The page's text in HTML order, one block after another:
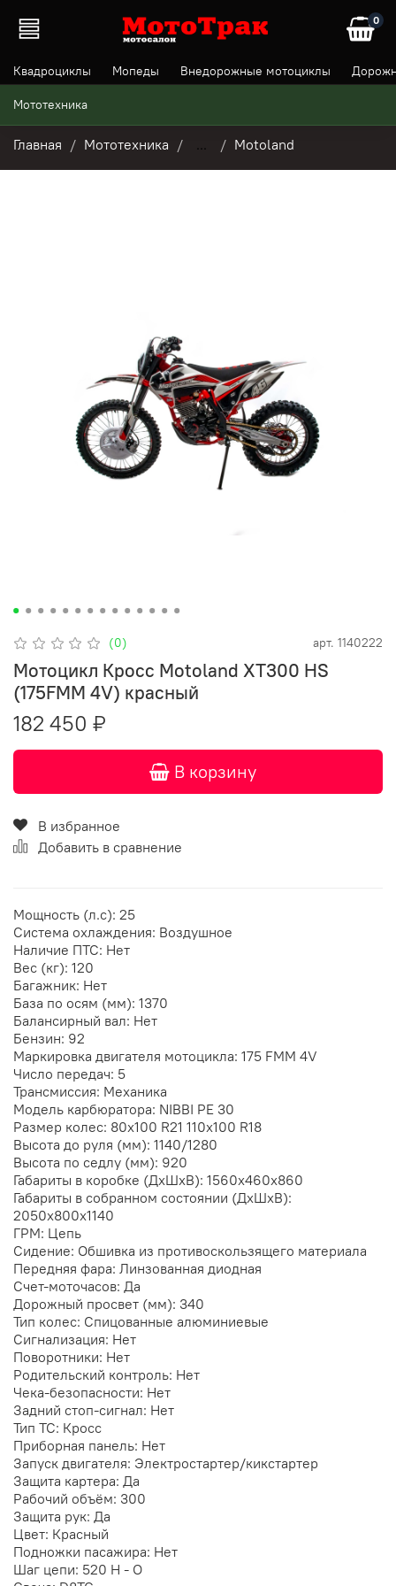
0
Квадроциклы Мопеды Внедорожные мотоциклы
Мототехника
Главная Мототехника Motoland
(0) арт. 1140222
Мотоцикл Кросс Motoland XT300 HS
(175FMM 4V) красный
182 450 ₽
В корзину
В избранное
Добавить в сравнение
Мощность (л.с): 25
Система охлаждения: Воздушное
Наличие ПТС: Нет
Вес (кг): 120
Багажник: Нет
База по осям (мм): 1370
Балансирный вал: Нет
Бензин: 92
Маркировка двигателя мотоцикла: 175 FMM 4V
Число передач: 5
Трансмиссия: Механика
Модель карбюратора: NIBBI PE 30
Размер колес: 80х100 R21 110х100 R18
Высота до руля (мм): 1140/1280
Высота по седлу (мм): 920
Габариты в коробке (ДхШхВ): 1560x460x860
Габариты в собранном состоянии (ДхШхВ):
2050х800х1140
ГРМ: Цепь
Сидение: Обшивка из противоскользящего материала
Передняя фара: Линзованная диодная
Счет-моточасов: Да
Дорожный просвет (мм): 340
Тип колес: Спицованные алюминиевые
Сигнализация: Нет
Поворотники: Нет
Родительский контроль: Нет
Чека-безопасности: Нет
Задний стоп-сигнал: Нет
Тип ТС: Кросс
Приборная панель: Нет
Запуск двигателя: Электростартер/кикстартер
Защита картера: Да
Рабочий объём: 300
Защита рук: Да
Цвет: Красный
Подножки пасажира: Нет
Шаг цепи: 520 H - O